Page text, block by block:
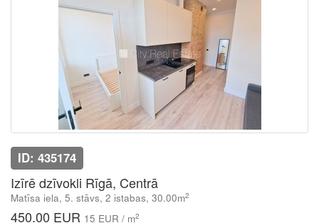
ID: 435174
Izīrē dzīvokli Rīgā, Centrā
Matīsa iela, 5. stāvs, 2 istabas, 30.00m2
450.00 EUR 15 EUR / m2